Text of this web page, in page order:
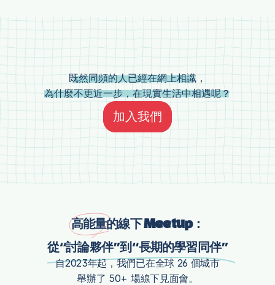
倫敦
北京
既然同頻的人已經在網上相識，
為什麼不更近一步，在現實生活中相遇呢？
加入我們
高能量的線下 Meetup：
從“討論夥伴”到“長期的學習同伴”
自2023年起，我們已在全球 26 個城市
舉辦了 50+ 場線下見面會。